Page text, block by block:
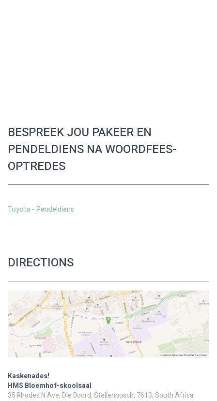
BESPREEK JOU PAKEER EN
PENDELDIENS NA WOORDFEES-
OPTREDES
Toyota - Pendeldiens
DIRECTIONS
Kaskenades!
HMS Bloemhof-skoolsaal
35 Rhodes N Ave, Die Boord, Stellenbosch, 7613, South Africa